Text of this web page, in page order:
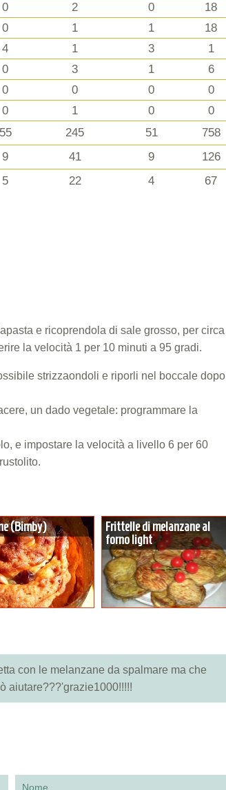
0 2 0
18
0 1 1
18
4 1 3
1
0 3 1
6
0 0 0
0
0 1 0
0
55 245 51
758
9 41 9
126
5 22 4 67
e ricoprendola di sale grosso, per circa
la velocità 1 per 10 minuti a 95 gradi.
strizzaondoli e riporli nel boccale dopo
un dado vegetale: programmare la
e impostare la velocità a livello 6 per 60
(Bimby)
Frittelle di melanzane al
forno light
con le melanzane da spalmare ma che
aiutare???'grazie1000!!!!!